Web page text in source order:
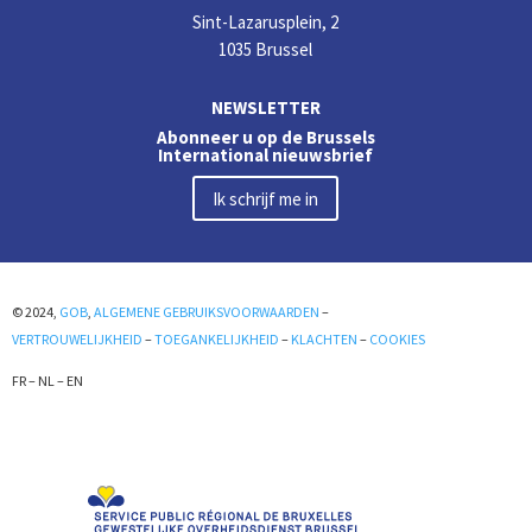
Sint-Lazarusplein, 2
1035 Brussel
NEWSLETTER
Abonneer u op de Brussels
International nieuwsbrief
Ik schrijf me in
© 2024, GOB ALGEMENE GEBRUIKSVOORWAARDEN –
VERTROUWELIJKHEID –TOEGANKELIJKHEID – KLACHTEN – COOKIES
FR– NL – EN